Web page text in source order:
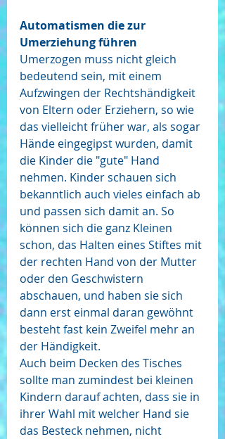
Automatismen die zur
Umerziehung führen
Umerzogen muss nicht gleich
bedeutend sein, mit einem
Aufzwingen der Rechtshändigkeit
von Eltern oder Erziehern, so wie
das vielleicht früher war, als sogar
Hände eingegipst wurden, damit
die Kinder die "gute" Hand
nehmen. Kinder schauen sich
bekanntlich auch vieles einfach ab
und passen sich damit an. So
können sich die ganz Kleinen
schon, das Halten eines Stiftes mit
der rechten Hand von der Mutter
oder den Geschwistern
abschauen, und haben sie sich
dann erst einmal daran gewöhnt
besteht fast kein Zweifel mehr an
der Händigkeit.
Auch beim Decken des Tisches
sollte man zumindest bei kleinen
Kindern darauf achten, dass sie in
ihrer Wahl mit welcher Hand sie
das Besteck nehmen, nicht